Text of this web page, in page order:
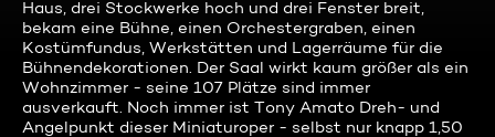
Haus, drei Stockwerke hoch und drei Fenster breit,
bekam eine Bühne, einen Orchestergraben, einen
Kostümfundus, Werkstätten und Lagerräume für die
Bühnendekorationen. Der Saal wirkt kaum größer als ein
Wohnzimmer - seine 107 Plätze sind immer
ausverkauft. Noch immer ist Tony Amato Dreh- und
Angelpunkt dieser Miniaturoper - selbst nur knapp 1,50